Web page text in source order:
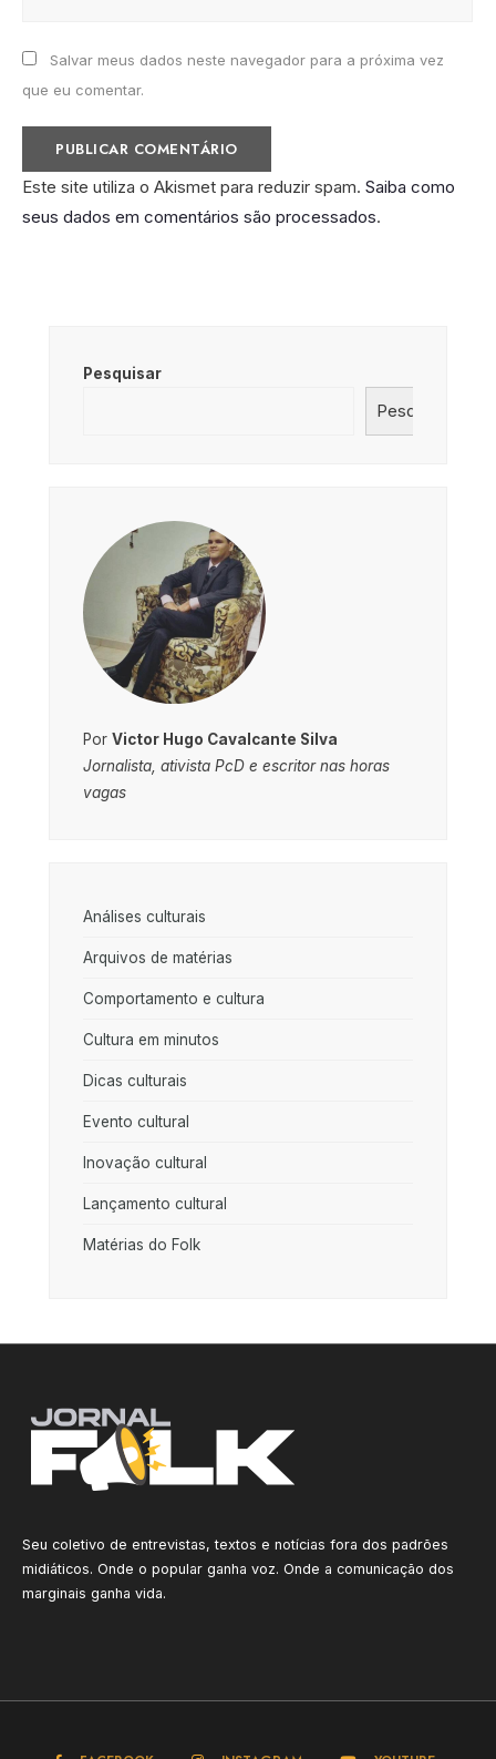
Salvar meus dados neste navegador para a próxima vez
que eu comentar.
Este site utiliza o Akismet para reduzir spam. Saiba como
seus dados em comentários são processados.
Pesquisar
Pesquisar
Por Victor Hugo Cavalcante Silva
Jornalista, ativista PcD e escritor nas horas
vagas
Análises culturais
Arquivos de matérias
Comportamento e cultura
Cultura em minutos
Dicas culturais
Evento cultural
Inovação cultural
Lançamento cultural
Matérias do Folk
Seu coletivo de entrevistas, textos e notícias fora dos padrões
midiáticos. Onde o popular ganha voz. Onde a comunicação dos
marginais ganha vida.